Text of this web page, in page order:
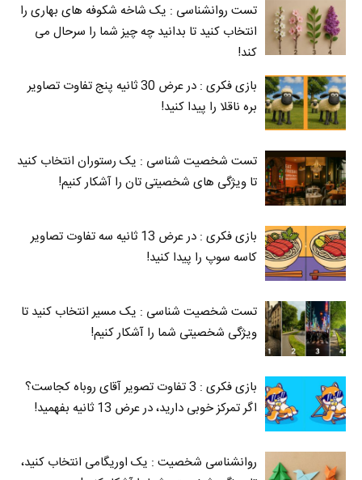
تست روانشناسی : یک شاخه شکوفه های بهاری را
انتخاب کنید تا بدانید چه چیز شما را سرحال می‌
کند!
بازی فکری : در عرض 30 ثانیه پنج تفاوت تصاویر
بره ناقلا را پیدا کنید!
تست شخصیت شناسی : یک رستوران انتخاب کنید
تا ویژگی های شخصیتی تان را آشکار کنیم!
بازی فکری : در عرض 13 ثانیه سه تفاوت تصاویر
کاسه‌ سوپ را پیدا کنید!
تست شخصیت شناسی : یک مسیر انتخاب کنید تا
ویژگی شخصیتی شما را آشکار کنیم!
بازی فکری : 3 تفاوت تصویر آقای روباه کجاست؟
اگر تمرکز خوبی دارید، در عرض 13 ثانیه بفهمید!
روانشناسی شخصیت : یک اوریگامی انتخاب کنید،